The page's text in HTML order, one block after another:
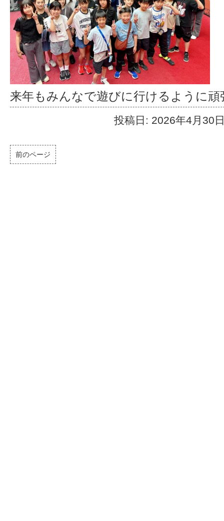
来年もみんなで遊びに行けるように
投稿日: 2026年4月30
前のページ